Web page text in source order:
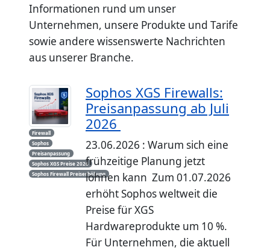
Informationen rund um unser
Unternehmen, unsere Produkte und Tarife
sowie andere wissenswerte Nachrichten
aus unserer Branche.
Firewall
Sophos
Preisanpassung
Sophos XGS Preise 2026
Sophos Firewall Preiserhöhung
Sophos XGS Firewalls:
Preisanpassung ab Juli
2026
23.06.2026 : Warum sich eine
frühzeitige Planung jetzt
lohnen kann Zum 01.07.2026
erhöht Sophos weltweit die
Preise für XGS
Hardwareprodukte um 10 %.
Für Unternehmen, die aktuell